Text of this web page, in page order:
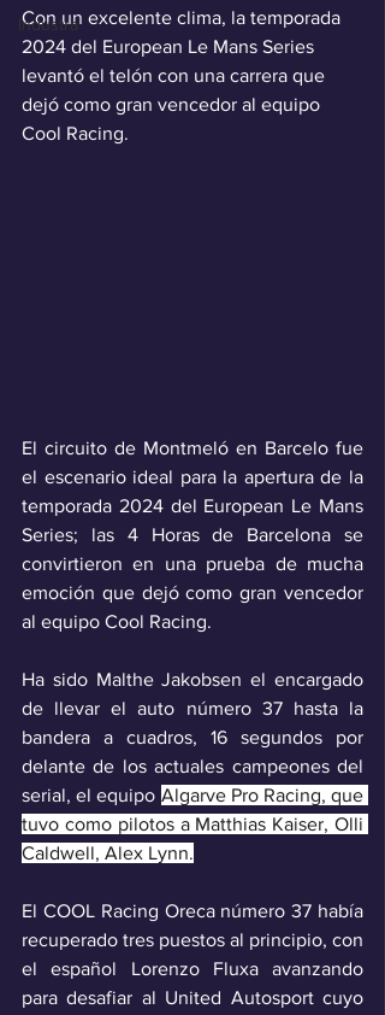
Industra
Con un excelente clima, la temporada
2024 del European Le Mans Series
levantó el telón con una carrera que
dejó como gran vencedor al equipo
Cool Racing.
El circuito de Montmeló en Barcelo fue
el escenario ideal para la apertura de la
temporada 2024 del European Le Mans
Series; las 4 Horas de Barcelona se
convirtieron en una prueba de mucha
emoción que dejó como gran vencedor
al equipo Cool Racing.
Ha sido Malthe Jakobsen el encargado
de llevar el auto número 37 hasta la
bandera a cuadros, 16 segundos por
delante de los actuales campeones del
serial, el equipo Algarve Pro Racing, que
tuvo como pilotos a Matthias Kaiser, Olli
Caldwell, Alex Lynn.
El COOL Racing Oreca número 37 había
recuperado tres puestos al principio, con
el español Lorenzo Fluxa avanzando
para desafiar al United Autosport cuyo